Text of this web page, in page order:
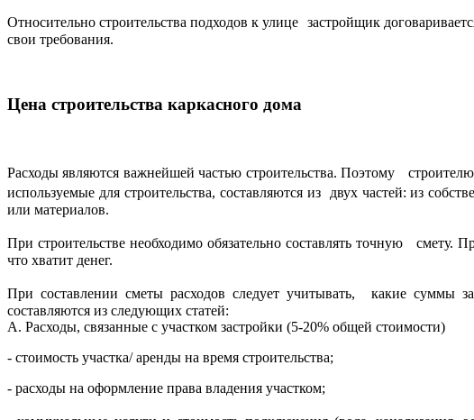
Относительно строительства подходов к улице застройщик
свои требования.
Цена строительства каркасного дома
Расходы являются важнейшей частью строительства. Поэтому
используемые для строительства, составляются из двух частей: из
или материалов.
При строительстве необходимо обязательно составлять точную
что хватит денег.
При составлении сметы расходов следует учитывать, какие суммы
составляются из следующих статей:
А. Расходы, связанные с участком застройки (5-20% общей стоимости)
- стоимость участка/ аренды на время строительства;
- расходы на оформление права владения участком;